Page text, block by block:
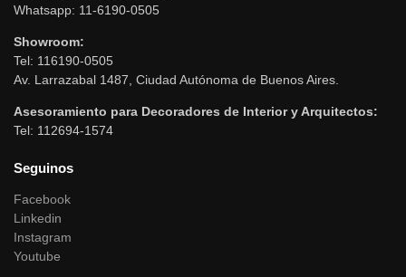
Whatsapp: 11-6190-0505
Showroom:
Tel: 116190-0505
Av. Larrazabal 1487, Ciudad Autónoma de Buenos Aires.
Asesoramiento para Decoradores de Interior y Arquitectos:
Tel: 112694-1574
Seguinos
Facebook
Linkedin
Instagram
Youtube